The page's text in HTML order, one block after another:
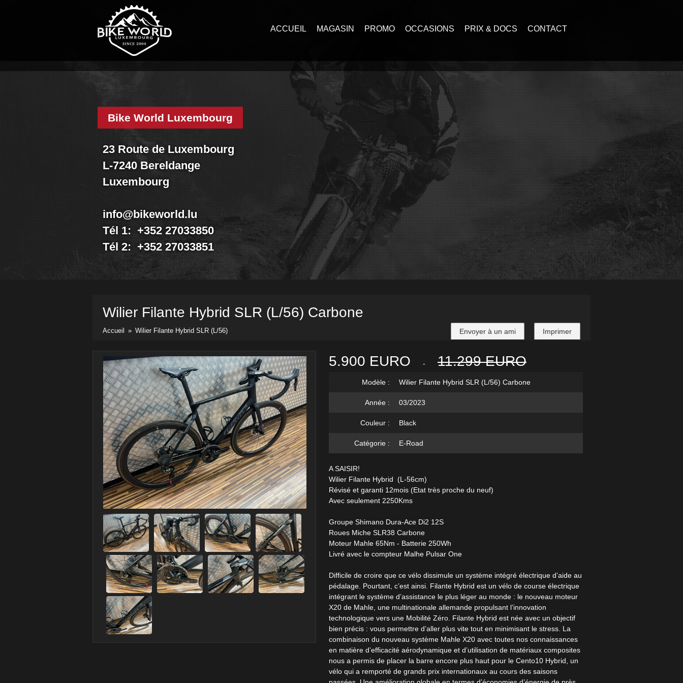
Nos marques
Nos réalisations
Vélos
Prix & docs
Listes des prix
ACCUEIL MAGASIN PROMO OCCASIONS PRIX & DOCS CONTACT
Bike World Luxembourg
23 Route de Luxembourg
L-7240 Bereldange
Luxembourg
info@bikeworld.lu
Tél 1: +352 27033850
Tél 2: +352 27033851
Wilier Filante Hybrid SLR (L/56) Carbone
Accueil » Wilier Filante Hybrid SLR (L/56) Envoyer à un ami Imprimer
5.900 EURO - 11.299 EURO
Modèle : Wilier Filante Hybrid SLR (L/56) Carbone
Année : 03/2023
Couleur : Black
Catégorie : E-Road
A SAISIR!
Wilier Filante Hybrid (L-56cm)
Révisé et garanti 12mois (Etat très proche du neuf)
Avec seulement 2250Kms
Groupe Shimano Dura-Ace Di2 12S
Roues Miche SLR38 Carbone
Moteur Mahle 65Nm - Batterie 250Wh
Livré avec le compteur Malhe Pulsar One
Difficile de croire que ce vélo dissimule un système intégré électrique d’aide au
pédalage. Pourtant, c’est ainsi. Filante Hybrid est un vélo de course électrique
intégrant le système d’assistance le plus léger au monde : le nouveau moteur
X20 de Mahle, une multinationale allemande propulsant l’innovation
technologique vers une Mobilité Zéro. Filante Hybrid est née avec un objectif
bien précis : vous permettre d’aller plus vite tout en minimisant le stress. La
combinaison du nouveau système Mahle X20 avec toutes nos connaissances
en matière d’efficacité aérodynamique et d’utilisation de matériaux composites
nous a permis de placer la barre encore plus haut pour le Cento10 Hybrid, un
vélo qui a remporté de grands prix internationaux au cours des saisons